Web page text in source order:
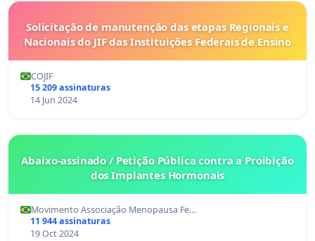
Solicitação de manutenção das etapas Regionais e
Nacionais do JIF das Instituições Federais de Ensino
COJIF
15 209 assinaturas
14 Jun 2024
Abaixo-assinado / Petição Pública contra a Proibição
dos Implantes Hormonais
Movimento Associação Menopausa Fe…
11 944 assinaturas
19 Oct 2024